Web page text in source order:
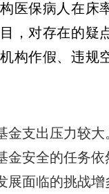
医保病人在床
，对存在的疑
构作假、违规
金支出压力较大
金安全的任务依
展面临的挑战增